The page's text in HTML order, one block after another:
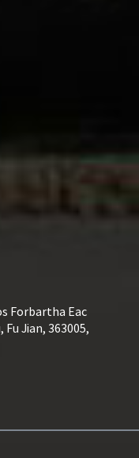
Forbartha Eac
Jian, 363005,